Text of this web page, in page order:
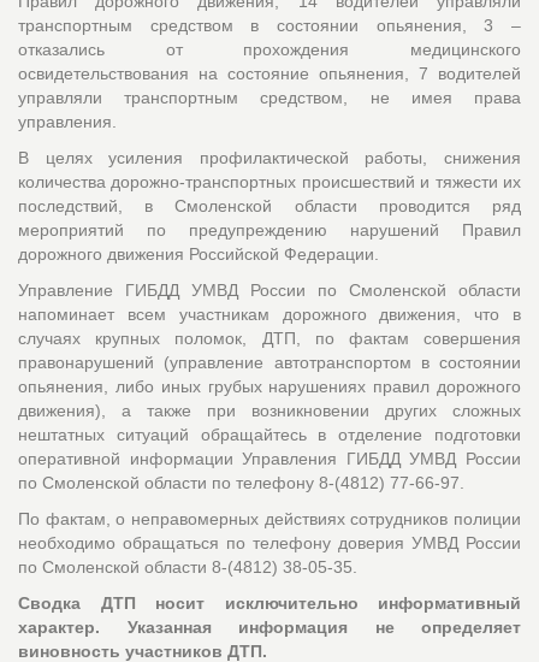
транспортным средством в состоянии опьянения, 3 –
отказались от прохождения медицинского
освидетельствования на состояние опьянения, 7 водителей
управляли транспортным средством, не имея права
управления.
В целях усиления профилактической работы, снижения
количества дорожно-транспортных происшествий и тяжести их
последствий, в Смоленской области проводится ряд
мероприятий по предупреждению нарушений Правил
дорожного движения Российской Федерации.
Управление ГИБДД УМВД России по Смоленской области
напоминает всем участникам дорожного движения, что в
случаях крупных поломок, ДТП, по фактам совершения
правонарушений (управление автотранспортом в состоянии
опьянения, либо иных грубых нарушениях правил дорожного
движения), а также при возникновении других сложных
нештатных ситуаций обращайтесь в отделение подготовки
оперативной информации Управления ГИБДД УМВД России
по Смоленской области по телефону 8-(4812) 77-66-97.
По фактам, о неправомерных действиях сотрудников полиции
необходимо обращаться по телефону доверия УМВД России
по Смоленской области 8-(4812) 38-05-35.
Сводка ДТП носит исключительно информативный
характер. Указанная информация не определяет
виновность участников ДТП.